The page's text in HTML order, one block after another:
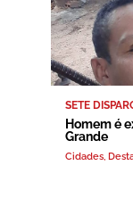
SETE
Homem é
Grande
Cidades,